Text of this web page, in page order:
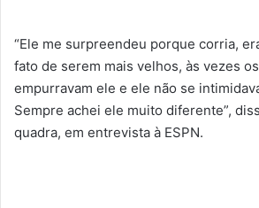
“Ele me surpreendeu porque corria,
fato de serem mais velhos, às vezes
empurravam ele e ele não se
Sempre achei ele muito diferente”,
quadra, em entrevista à ESPN.